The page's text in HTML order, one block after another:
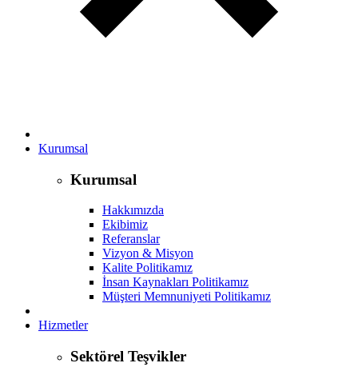
Kurumsal
Kurumsal
Hakkımızda
Ekibimiz
Referanslar
Vizyon & Misyon
Kalite Politikamız
İnsan Kaynakları Politikamız
Müşteri Memnuniyeti Politikamız
Hizmetler
Sektörel Teşvikler